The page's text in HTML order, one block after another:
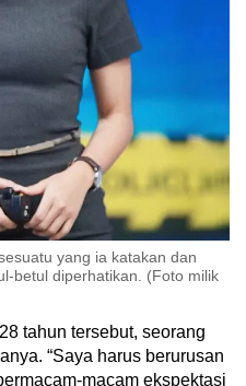
yang ia katakan dan
betul diperhatikan. (Foto milik
tahun tersebut, seorang
“Saya harus berurusan
macam ekspektasi